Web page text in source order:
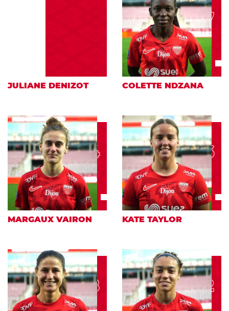
JULIANE DENIZOT
7
COLETTE NDZANA
24
MARGAUX VAIRON
26
KATE TAYLOR
28 2